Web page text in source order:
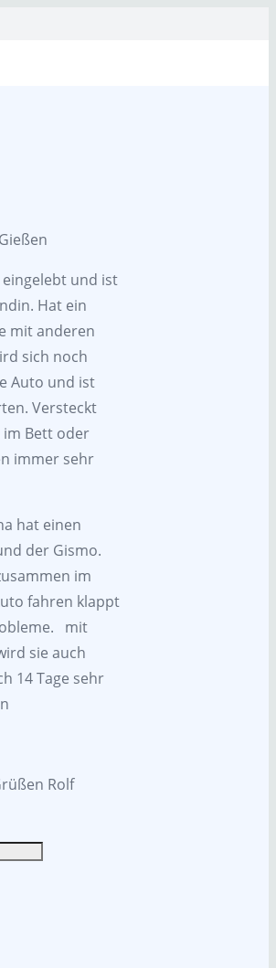
und ist
Hat ein
mit anderen
sich noch
Auto und ist
Versteckt
im Bett oder
immer sehr
hat einen
der Gismo.
im
fahren klappt
mit
sie auch
14 Tage sehr
Rolf